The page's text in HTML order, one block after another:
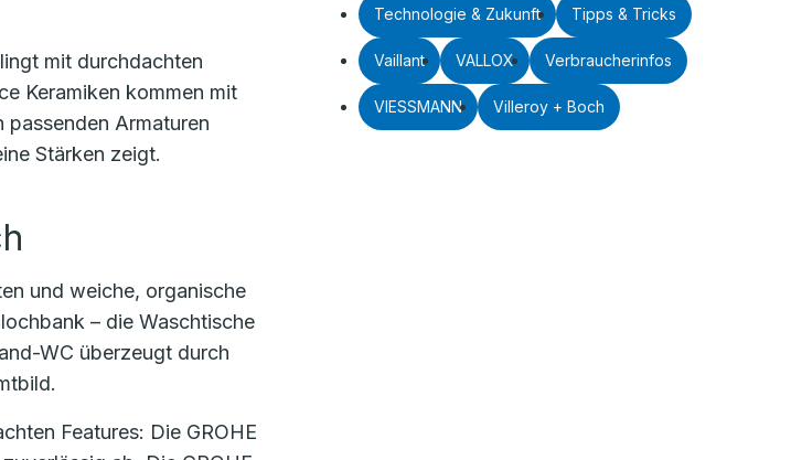
mit durchdachten
Keramiken kommen mit
passenden Armaturen
Stärken zeigt.
und weiche, organische
– die Waschtische
WC überzeugt durch
Features: Die GROHE
Technologie & Zukunft Tipps & Tricks
Vaillant VALLOX Verbraucherinfos
VIESSMANN Villeroy + Boch